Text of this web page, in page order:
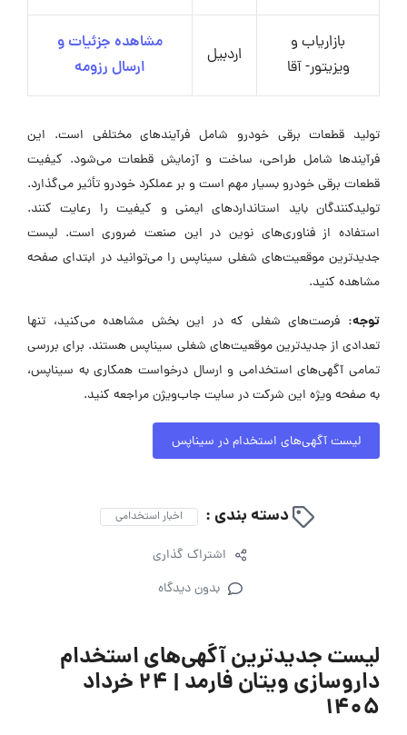
بازاریاب و
ویزیتور- آقا
اردبیل
مشاهده جزئیات و
ارسال رزومه
تولید قطعات برقی خودرو شامل فرآیندهای مختلفی است. این
فرآیندها شامل طراحی، ساخت و آزمایش قطعات می‌شود. کیفیت
قطعات برقی خودرو بسیار مهم است و بر عملکرد خودرو تأثیر می‌گذارد.
تولیدکنندگان باید استانداردهای ایمنی و کیفیت را رعایت کنند.
استفاده از فناوری‌های نوین در این صنعت ضروری است. لیست
جدیدترین موقعیت‌های شغلی سیناپس را می‌توانید در ابتدای صفحه
مشاهده کنید.
توجه: فرصت‌های شغلی که در این بخش مشاهده می‌کنید، تنها
تعدادی از جدیدترین موقعیت‌های شغلی سیناپس هستند. برای بررسی
تمامی آگهی‌های استخدامی و ارسال درخواست همکاری به سیناپس،
به صفحه ویژه این شرکت در سایت جاب‌ویژن مراجعه کنید.
لیست آگهی‌های استخدام در سیناپس
دسته بندی : اخبار استخدامی
اشتراک گذاری
بدون دیدگاه
لیست جدیدترین آگهی‌های استخدام
داروسازی ویتان فارمد | ۲۴ خرداد
۱۴۰۵